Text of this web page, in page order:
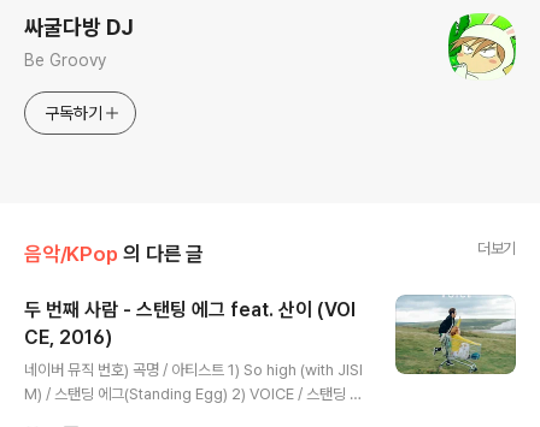
싸굴다방 DJ
Be Groovy
구독하기
음악/KPop 의 다른 글 더보기
두 번째 사람 - 스탠팅 에그 feat. 산이 (VOI
CE, 2016)
네이버 뮤직 번호) 곡명 / 아티스트 1) So high (with JISI
M) / 스탠딩 에그(Standing Egg) 2) VOICE / 스탠딩 에